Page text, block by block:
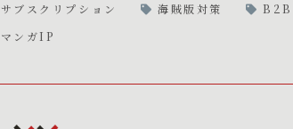
サブスクリプション
海賊版対策
B2B
マンガIP